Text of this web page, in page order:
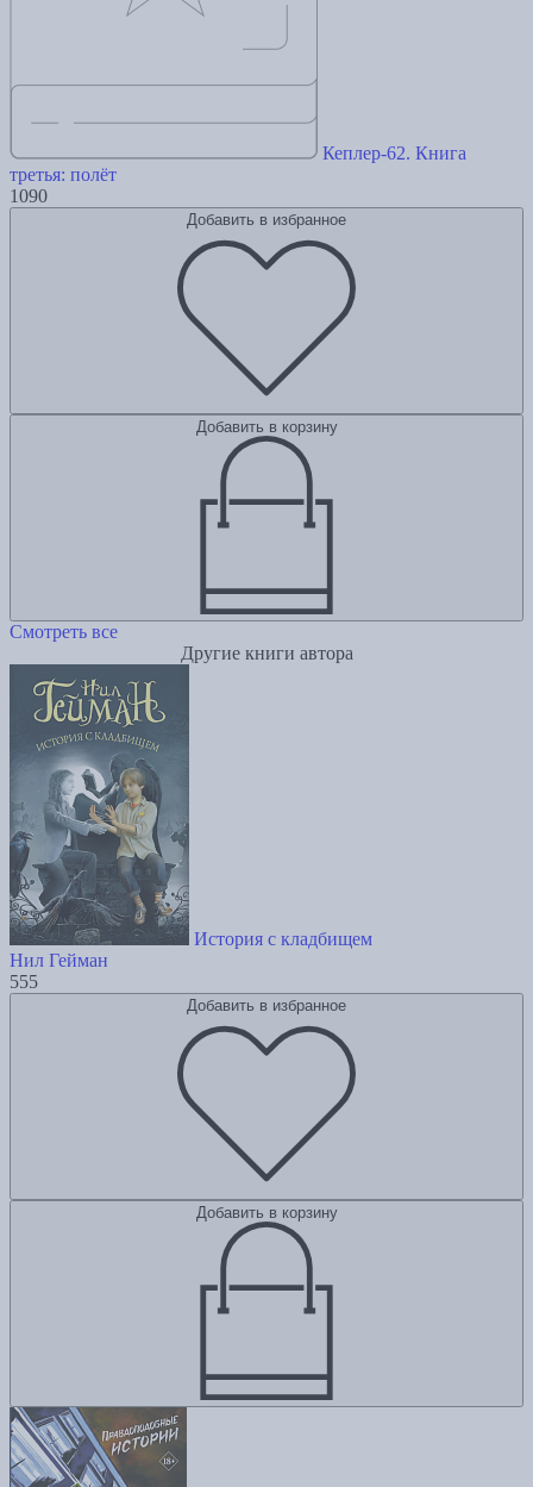
Кеплер-62. Книга
третья: полёт
1090
Добавить в избранное
Добавить в корзину
Смотреть все
Другие книги автора
История с кладбищем
Нил Гейман
555
Добавить в избранное
Добавить в корзину